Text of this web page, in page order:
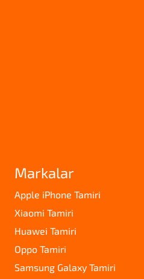
Markalar
Apple iPhone Tamiri
Xiaomi Tamiri
Huawei Tamiri
Oppo Tamiri
Samsung Galaxy Tamiri